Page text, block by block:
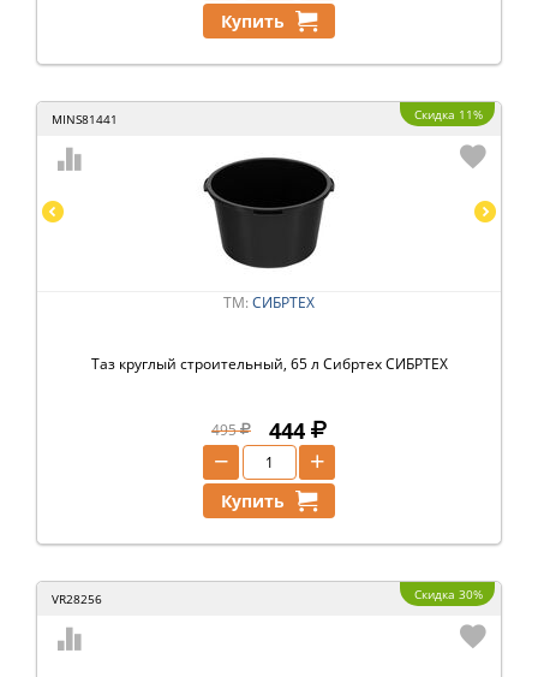
Купить
MINS81441 Скидка 11%
ТМ: СИБРТЕХ
Таз круглый строительный, 65 л Сибртех СИБРТЕХ
495 444
+
−
Купить
VR28256 Скидка 30%